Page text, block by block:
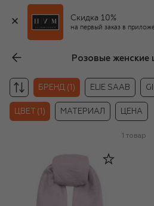
Скидка 10%
на первый заказ в
БРЕНД (1) ELIE SAAB
ЦВЕТ (1) МАТЕРИАЛ ЦЕНА
1 товар